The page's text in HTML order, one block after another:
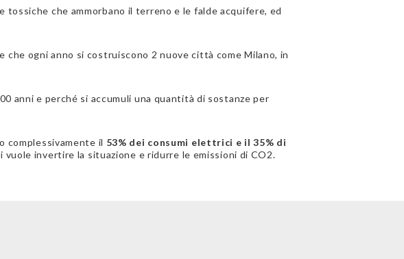
tossiche che ammorbano il terreno e le falde acquifere, ed
che ogni anno si costruiscono 2 nuove città come Milano, in
anni e perché si accumuli una quantità di sostanze per
complessivamente il 53% dei consumi elettrici e il 35% di
invertire la situazione e ridurre le emissioni di CO2.